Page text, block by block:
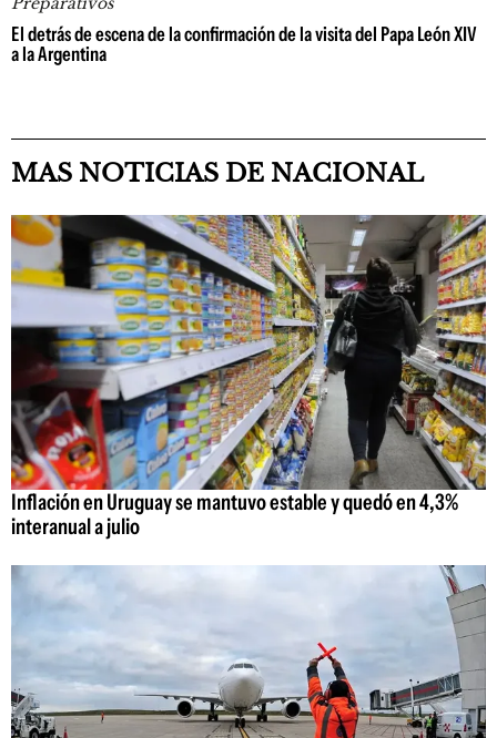
El detrás de escena de la confirmación de la visita del Papa León XIV
a la Argentina
MAS NOTICIAS DE NACIONAL
Inflación en Uruguay se mantuvo estable y quedó en 4,3%
interanual a julio